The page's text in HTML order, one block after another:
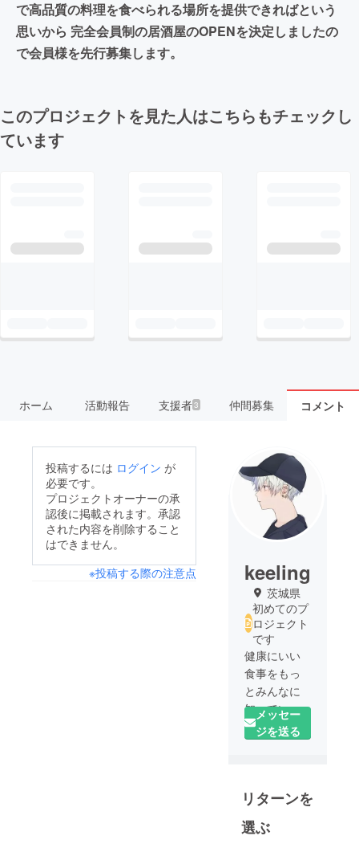
で高品質の料理を食べられる場所を提供できればという
思いから 完全会員制の居酒屋のOPENを決定しましたの
で会員様を先行募集します。
このプロジェクトを見た人はこちらもチェックし
ています
ホーム 活動報告 支援者3 仲間募集 コメント
投稿するには ログイン が
必要です。
プロジェクトオーナーの承
認後に掲載されます。承認
された内容を削除すること
はできません。
※投稿する際の注意点
keeling
茨城県
初めてのプ
ロジェクト
です
健康にいい
食事をもっ
とみんなに
知っていた
だきたい！
地方の食産
上げていき
メッセー
ジを送る
リターンを
選ぶ